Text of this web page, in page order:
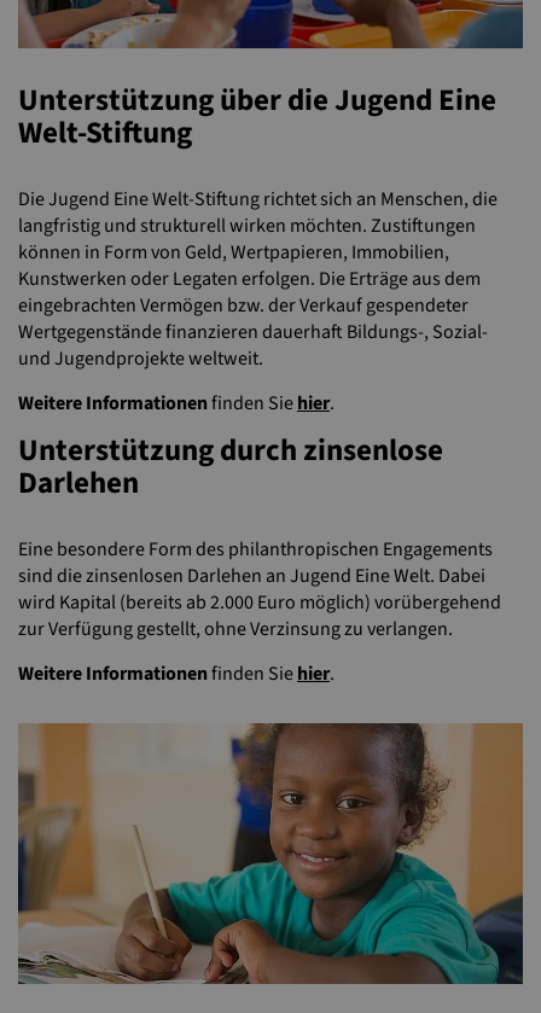
Unterstützung über die Jugend Eine
Welt-Stiftung
Die Jugend Eine Welt-Stiftung richtet sich an Menschen, die
langfristig und strukturell wirken möchten. Zustiftungen
können in Form von Geld, Wertpapieren, Immobilien,
Kunstwerken oder Legaten erfolgen. Die Erträge aus dem
eingebrachten Vermögen bzw. der Verkauf gespendeter
Wertgegenstände finanzieren dauerhaft Bildungs-, Sozial-
und Jugendprojekte weltweit.
Weitere Informationenfinden Siehier.
Unterstützung durch zinsenlose
Darlehen
Eine besondere Form des philanthropischen Engagements
sind die zinsenlosen Darlehen an Jugend Eine Welt. Dabei
wird Kapital (bereits ab 2.000 Euro möglich) vorübergehend
zur Verfügung gestellt, ohne Verzinsung zu verlangen.
Weitere Informationenfinden Siehier.